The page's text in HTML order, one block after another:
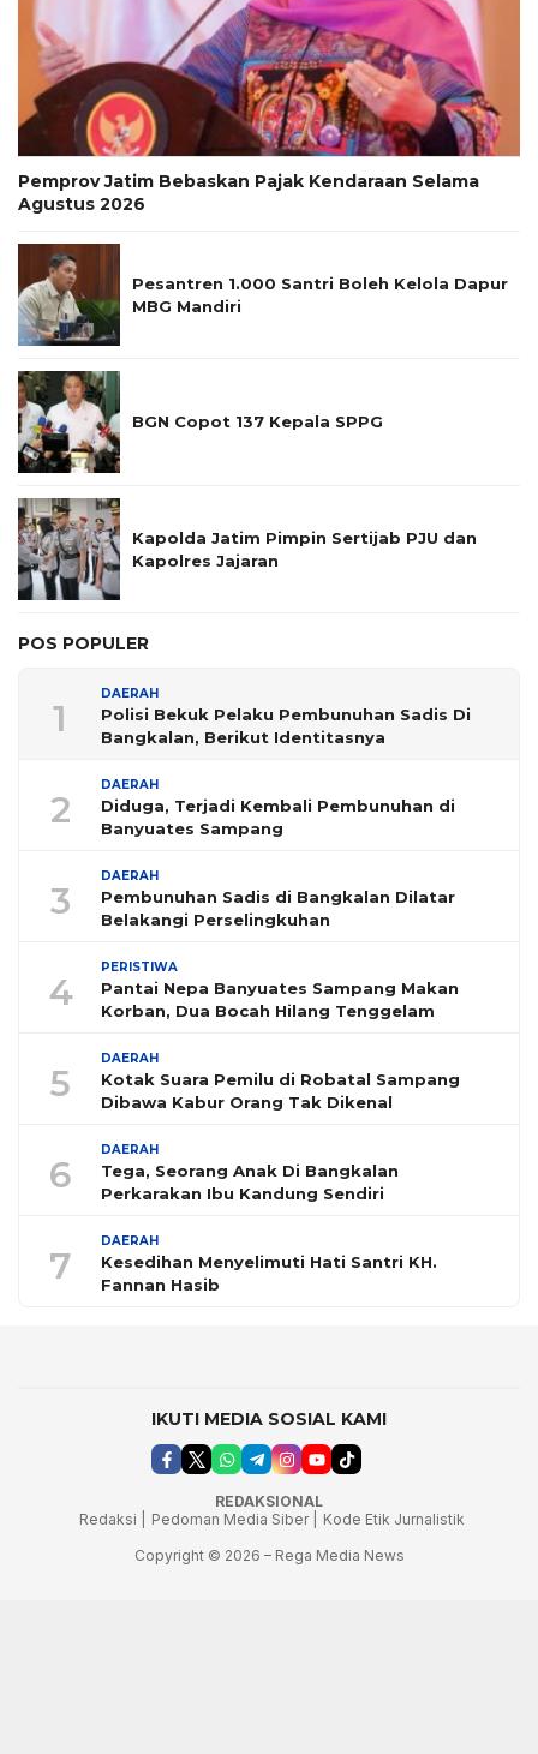
Pemprov Jatim Bebaskan Pajak Kendaraan Selama
Agustus 2026
Pesantren 1.000 Santri Boleh Kelola Dapur
MBG Mandiri
BGN Copot 137 Kepala SPPG
Kapolda Jatim Pimpin Sertijab PJU dan
Kapolres Jajaran
POS POPULER
1
DAERAH
Polisi Bekuk Pelaku Pembunuhan Sadis Di
Bangkalan, Berikut Identitasnya
2
DAERAH
Diduga, Terjadi Kembali Pembunuhan di
Banyuates Sampang
3
DAERAH
Pembunuhan Sadis di Bangkalan Dilatar
Belakangi Perselingkuhan
4
PERISTIWA
Pantai Nepa Banyuates Sampang Makan
Korban, Dua Bocah Hilang Tenggelam
5
DAERAH
Kotak Suara Pemilu di Robatal Sampang
Dibawa Kabur Orang Tak Dikenal
6
DAERAH
Tega, Seorang Anak Di Bangkalan
Perkarakan Ibu Kandung Sendiri
7
DAERAH
Kesedihan Menyelimuti Hati Santri KH.
Fannan Hasib
IKUTI MEDIA SOSIAL KAMI
REDAKSIONAL
Redaksi |
Pedoman Media Siber |
Kode Etik Jurnalistik
Copyright © 2026 – Rega Media News